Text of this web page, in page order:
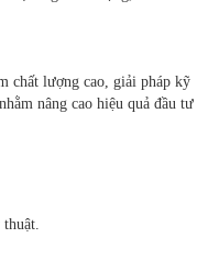
chất lượng cao, giải pháp kỹ
nâng cao hiệu quả đầu tư
thuật.